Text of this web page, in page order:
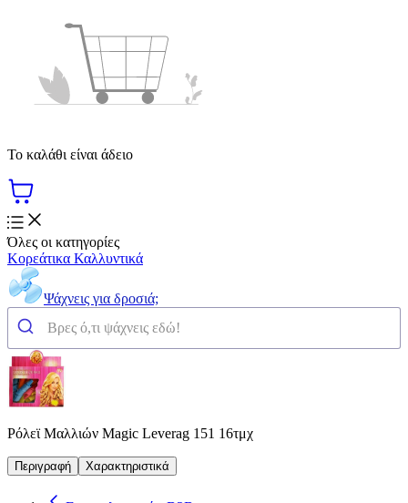
Το καλάθι είναι άδειο
Όλες οι κατηγορίες
Κορεάτικα Καλλυντικά
Ψάχνεις για δροσιά;
Ρόλεϊ Μαλλιών Magic Leverag 151 16τμχ
Περιγραφή Χαρακτηριστικά